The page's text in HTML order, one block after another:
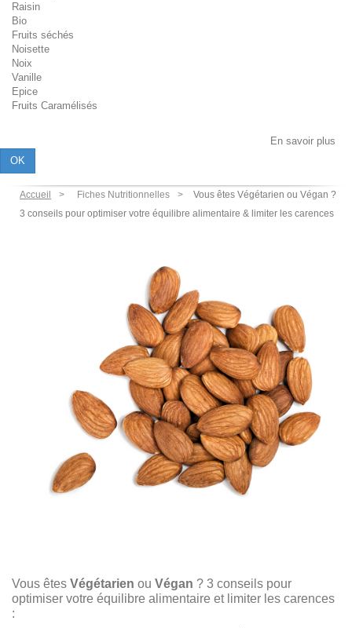
Raisin
Bio
Fruits séchés
Noisette
Noix
Vanille
Epice
Fruits Caramélisés
En savoir plus
OK
Accueil Fiches Nutritionnelles
Vous êtes Végétarien ou Végan ?
3 conseils pour optimiser votre équilibre alimentaire & limiter les carences
Vous êtes Végétarien ou Végan ? 3 conseils pour
optimiser votre équilibre alimentaire et limiter les carences
: